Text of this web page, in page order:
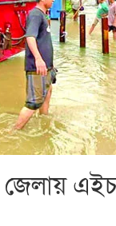
জেলায়